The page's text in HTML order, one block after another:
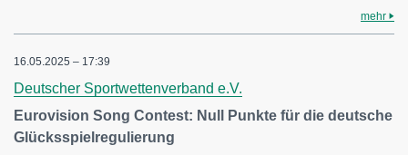
mehr
16.05.2025 – 17:39
Deutscher Sportwettenverband e.V.
Eurovision Song Contest: Null Punkte für die deutsche
Glücksspielregulierung